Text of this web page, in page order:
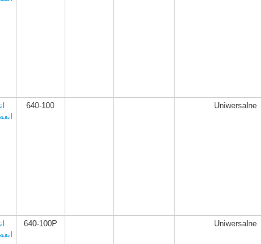
640-100 Uniwersalne
640-100P Uniwersalne